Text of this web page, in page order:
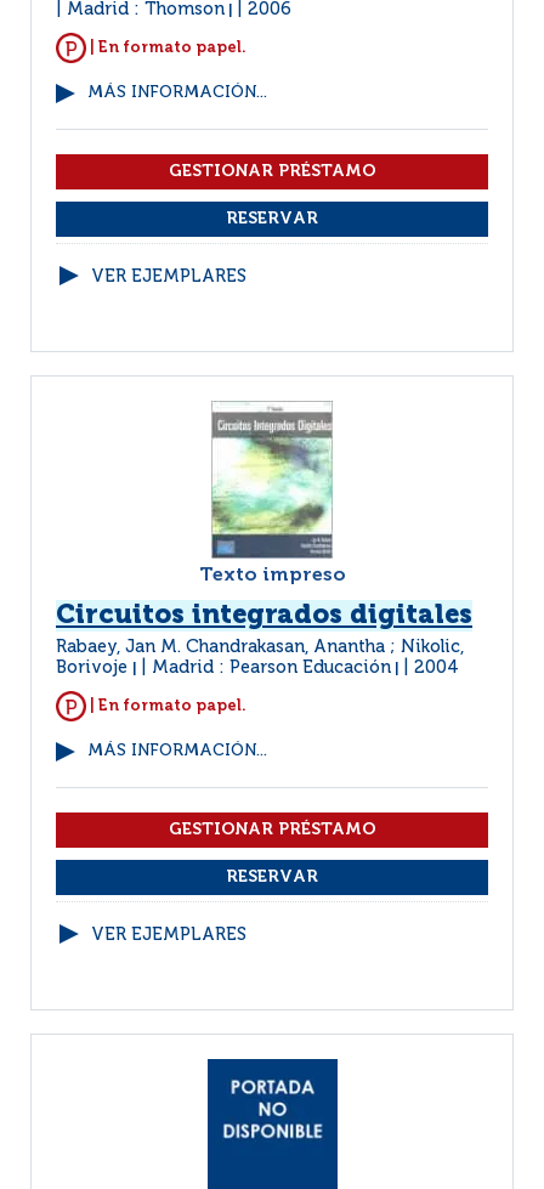
Madrid : Thomson 2006
| En formato papel.
MÁS INFORMACIÓN...
VER EJEMPLARES
Texto impreso
Circuitos integrados digitales
Rabaey, Jan M. Chandrakasan, Anantha ; Nikolic,
Borivoje
Madrid : Pearson Educación 2004
| En formato papel.
MÁS INFORMACIÓN...
VER EJEMPLARES